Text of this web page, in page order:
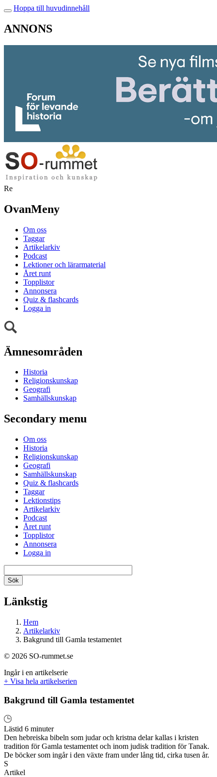
Hoppa till huvudinnehåll
ANNONS
Re
OvanMeny
Om oss
Taggar
Artikelarkiv
Podcast
Lektioner och lärarmaterial
Året runt
Topplistor
Annonsera
Quiz & flashcards
Logga in
Ämnesområden
Historia
Religionskunskap
Geografi
Samhällskunskap
Secondary menu
Om oss
Historia
Religionskunskap
Geografi
Samhällskunskap
Quiz & flashcards
Taggar
Lektionstips
Artikelarkiv
Podcast
Året runt
Topplistor
Annonsera
Logga in
Länkstig
Hem
Artikelarkiv
Bakgrund till Gamla testamentet
© 2026 SO-rummet.se
Ingår i en artikelserie
+ Visa hela artikelserien
Bakgrund till Gamla testamentet
Lästid 6 minuter
Den hebreiska bibeln som judar och kristna delar kallas i kristen
tradition för Gamla testamentet och inom judisk tradition för Tanak.
De böcker som ingår i den växte fram under lång tid, cirka tusen år.
S
Artikel